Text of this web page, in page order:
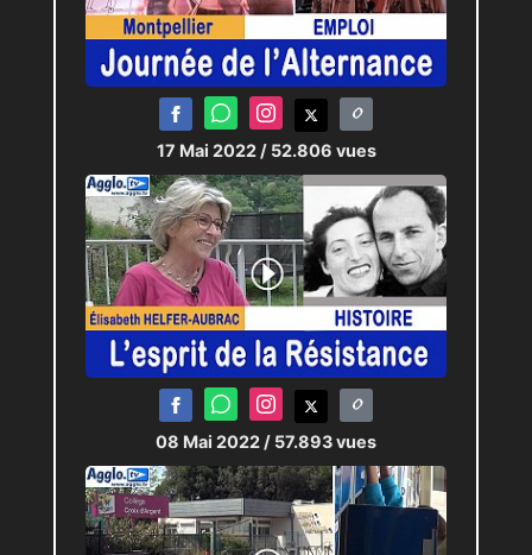
17 Mai 2022 / 52.806 vues
08 Mai 2022 / 57.893 vues